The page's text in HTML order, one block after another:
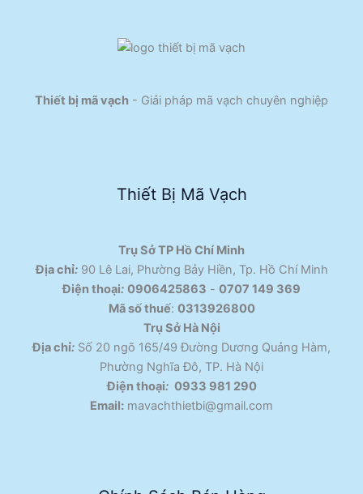
Thiết bị mã vạch - Giải pháp mã vạch chuyên nghiệp
Thiết Bị Mã Vạch
Trụ Sở TP Hồ Chí Minh
Địa chỉ:90 Lê Lai, Phường Bảy Hiền, Tp. Hồ Chí Minh
Điện thoại: 0906425863 - 0707 149 369
Mã số thuế: 0313926800
Trụ Sở Hà Nội
Địa chỉ: Số 20 ngõ 165/49 Đường Dương Quảng Hàm,
Phường Nghĩa Đô, TP. Hà Nội
Điện thoại: 0933 981 290
Email: mavachthietbi@gmail.com